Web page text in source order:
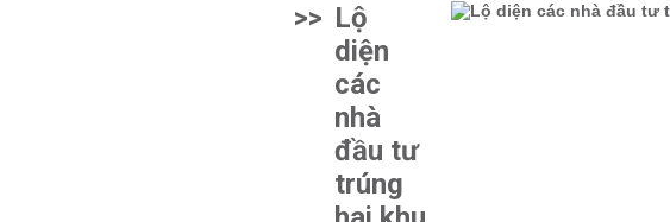
>> Lộ
diện
các
nhà
đầu tư
trúng